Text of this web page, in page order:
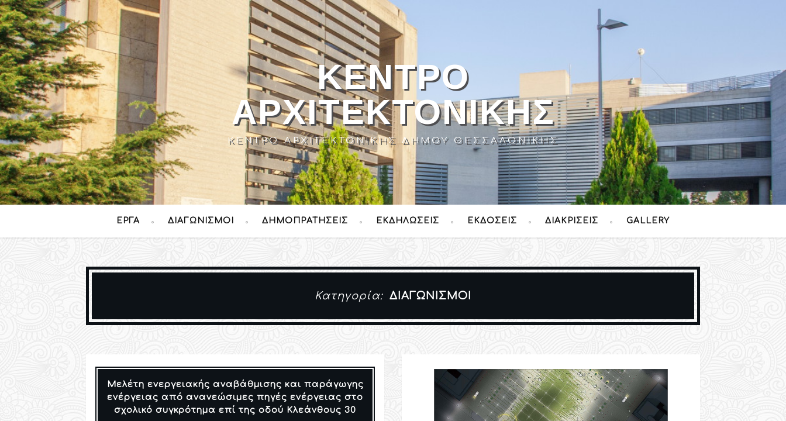
ΚΈΝΤΡΟ
ΑΡΧΙΤΕΚΤΟΝΙΚΉΣ
ΚΈΝΤΡΟ ΑΡΧΙΤΕΚΤΟΝΙΚΉΣ ΔΉΜΟΥ ΘΕΣΣΑΛΟΝΊΚΗΣ
ΈΡΓΑ ΔΙΑΓΩΝΙΣΜΟΊ ΔΗΜΟΠΡΑΤΉΣΕΙΣ ΕΚΔΗΛΏΣΕΙΣ ΕΚΔΌΣΕΙΣ ΔΙΑΚΡΊΣΕΙΣ GALLERY
Κατηγορία: ΔΙΑΓΩΝΙΣΜΟΊ
Μελέτη ενεργειακής αναβάθμισης και παράγωγης
ενέργειας από ανανεώσιμες πηγές ενέργειας στο
σχολικό συγκρότημα επί της οδού Κλεάνθους 30